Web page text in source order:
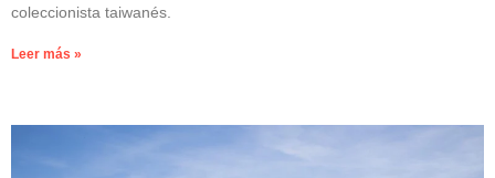
coleccionista taiwanés.
Leer más »